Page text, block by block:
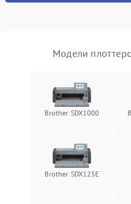
Модели
Brother SDX1000
Brother SDX125E